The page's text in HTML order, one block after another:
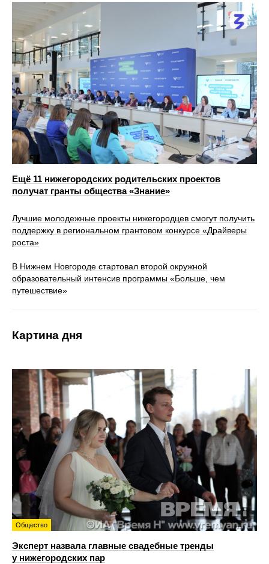
Ещё 11 нижегородских родительских проектов
получат гранты общества «Знание»
Лучшие молодежные проекты нижегородцев смогут получить
поддержку в региональном грантовом конкурсе «Драйверы
роста»
В Нижнем Новгороде стартовал второй окружной
образовательный интенсив программы «Больше, чем
путешествие»
Картина дня
Общество
Эксперт назвала главные свадебные тренды
у нижегородских пар